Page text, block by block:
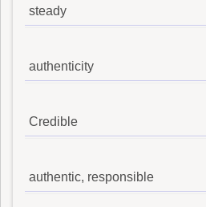
steady
authenticity
Credible
authentic, responsible